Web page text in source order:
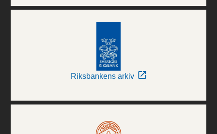
Riksbankens arkiv